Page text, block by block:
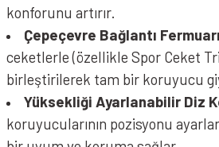
konforunu artırır.
Çepeçevre Bağlantı
ceketlerle (özellikle Spor Ceket
birleştirilerek tam bir koruyucu
Yüksekliği Ayarlanabilir Diz
koruyucularının pozisyonu